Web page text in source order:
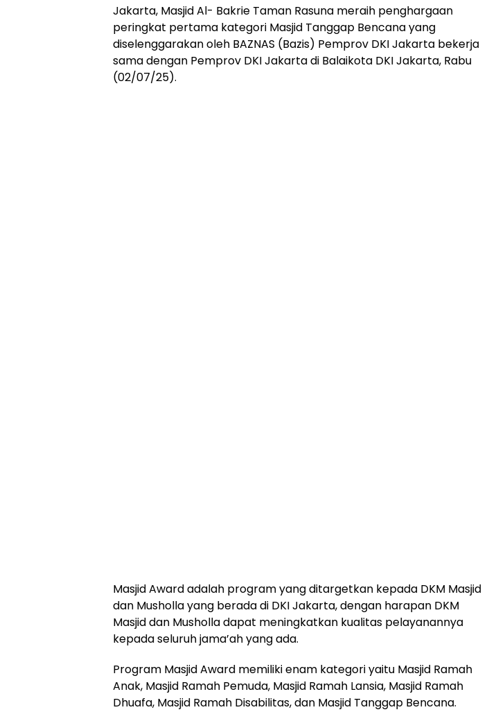
Jakarta, Masjid Al- Bakrie Taman Rasuna meraih penghargaan
peringkat pertama kategori Masjid Tanggap Bencana yang
diselenggarakan oleh BAZNAS (Bazis) Pemprov DKI Jakarta bekerja
sama dengan Pemprov DKI Jakarta di Balaikota DKI Jakarta, Rabu
(02/07/25).
Masjid Award adalah program yang ditargetkan kepada DKM Masjid
dan Musholla yang berada di DKI Jakarta, dengan harapan DKM
Masjid dan Musholla dapat meningkatkan kualitas pelayanannya
kepada seluruh jama’ah yang ada.
Program Masjid Award memiliki enam kategori yaitu Masjid Ramah
Anak, Masjid Ramah Pemuda, Masjid Ramah Lansia, Masjid Ramah
Dhuafa, Masjid Ramah Disabilitas, dan Masjid Tanggap Bencana.